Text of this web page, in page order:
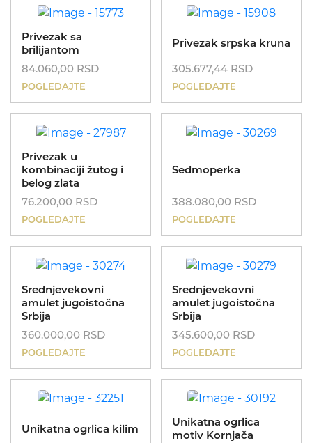
Privezak sa
brilijantom
84.060,00 RSD
POGLEDAJTE
Privezak srpska kruna
305.677,44 RSD
POGLEDAJTE
Privezak u
kombinaciji žutog i
belog zlata
76.200,00 RSD
POGLEDAJTE
Sedmoperka
388.080,00 RSD
POGLEDAJTE
Srednjevekovni
amulet jugoistočna
Srbija
360.000,00 RSD
POGLEDAJTE
Srednjevekovni
amulet jugoistočna
Srbija
345.600,00 RSD
POGLEDAJTE
Unikatna ogrlica kilim
Unikatna ogrlica
motiv Kornjača